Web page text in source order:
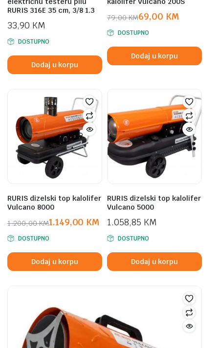
RURIS 316E 35 cm, 3/8 1.3
33,90 KM
DOSTUPNO
Dodaj u korpu
79,00KM
Original
price
was:
79,00 KM.
69,00 KM
Current
price
is:
69,00 KM.
DOSTUPNO
Dodaj u korpu
RURIS dizelski top kalolifer
Vulcano 8000
1.200,00KM
Original
price
was:
1.200,00 KM.
1.149,00 KM
Current
price
is:
1.149,00 KM.
DOSTUPNO
Dodaj u korpu
RURIS dizelski top kalolifer
Vulcano 5000
1.058,85 KM
DOSTUPNO
Dodaj u korpu